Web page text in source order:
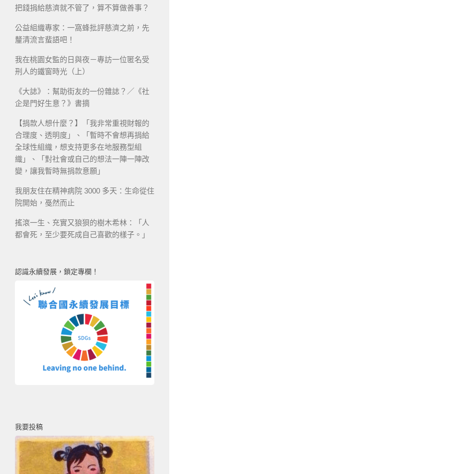
把錢捐給慈濟就不管了，算不算做善事？
公益組織專家：一窩蜂批評慈濟之前，先
釐清流言蜚語吧！
我在桃園女監的日與夜－專訪一位匿名受
刑人的鐵窗時光（上）
《大誌》：幫助街友的一份雜誌？／《社
企是門好生意？》書摘
【捐款人想什麼？】「我非常重視財報的
合理度、透明度」、「暫時不會想再捐給
全球性組織，想支持更多在地服務型組
織」、「對社會或自己的想法一陣一陣改
變，讓我暫時無捐款意願」
我朋友住在精神病院 3000 多天：生命從住
院開始，戞然而止
搖滾一生、充實又狼狽的樹木希林：「人
都會死，至少要死成自己喜歡的樣子。」
認識永續發展，鎖定專欄！
我要投稿